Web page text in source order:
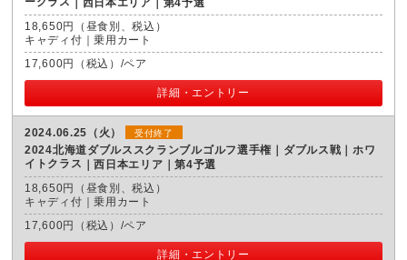
西日本エリア｜第4予選
18,650円（昼食別、税込）
キャディ付｜乗用カート
17,600円（税込）/ペア
詳細・エントリー
2024.06.25（火） 受付終了
2024北海道ダブルススクランブルゴルフ選手権｜ダブルス戦｜ホワ
イトクラス
西日本エリア｜第4予選
18,650円（昼食別、税込）
キャディ付｜乗用カート
17,600円（税込）/ペア
詳細・エントリー